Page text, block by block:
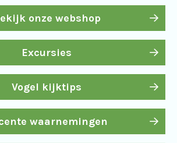
onze webshop
Excursies
Vogel kijktips
waarnemingen